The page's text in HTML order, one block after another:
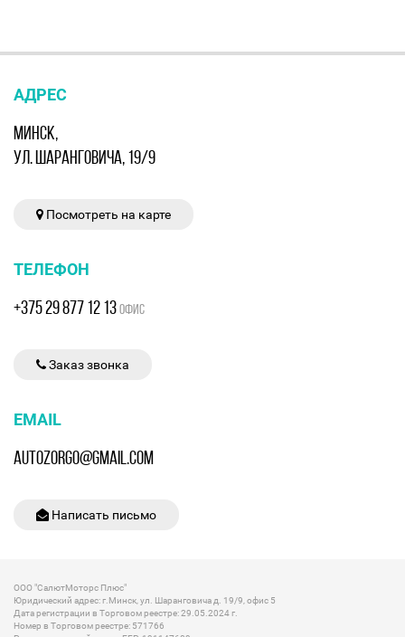
АДРЕС
МИНСК,
УЛ. ШАРАНГОВИЧА, 19/9
Посмотреть на карте
ТЕЛЕФОН
+375 29 877 12 13ОФИС
Заказ звонка
EMAIL
AUTOZORGO@GMAIL.COM
Написать письмо
ООО "СалютМоторс Плюс"
Юридический адрес: г.Минск, ул. Шаранговича д. 19/9, офис 5
Дата регистрации в Торговом реестре: 29.05.2024 г.
Номер в Торговом реестре: 571766